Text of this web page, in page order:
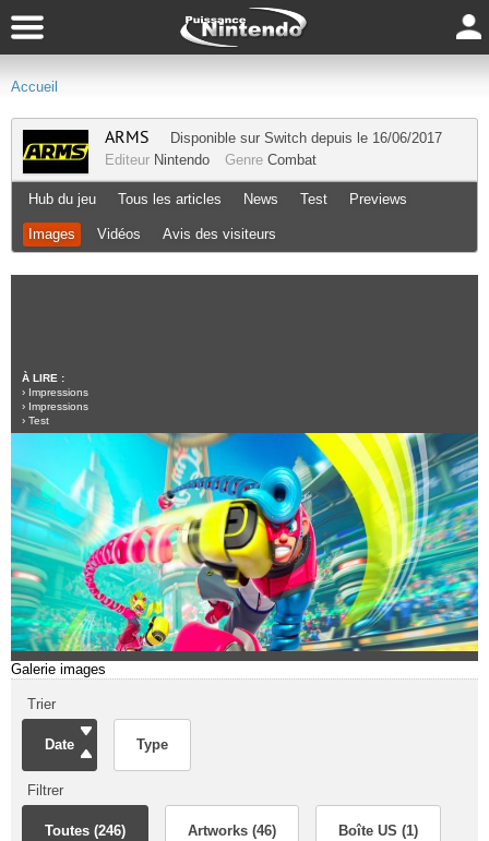
Accueil
ARMS Disponible sur Switch depuis le 16/06/2017
Editeur Nintendo Genre Combat
Hub du jeu Tous les articles News Test Previews
Images Vidéos Avis des visiteurs
À LIRE :
› Impressions
› Impressions
› Test
Galerie images
Trier
Date Type
Filtrer
Toutes (246) Artworks (46) Boîte US (1)